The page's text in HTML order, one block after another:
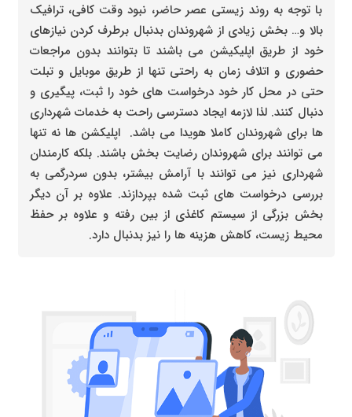
با توجه به روند زیستی عصر حاضر، نبود وقت کافی، ترافیک
بالا و… بخش زیادی از شهروندان بدنبال برطرف کردن نیازهای
خود از طریق اپلیکیشن می باشند تا بتوانند بدون مراجعات
حضوری و اتلاف زمان به راحتی تنها از طریق موبایل و تبلت
حتی در محل کار خود درخواست های خود را ثبت، پیگیری و
دنبال کنند. لذا لازمه ایجاد دسترسی راحت به خدمات شهرداری
ها برای شهروندان کاملا هویدا می باشد. اپلیکشن ها نه تنها
می توانند برای شهروندان رضایت بخش باشند. بلکه کارمندان
شهرداری نیز می توانند با آرامش بیشتر، بدون سردرگمی به
بررسی درخواست های ثبت شده بپردازند. علاوه بر آن دیگر
بخش بزرگی از سیستم کاغذی از بین رفته و علاوه بر حفظ
محیط زیست، کاهش هزینه ها را نیز بدنبال دارد.